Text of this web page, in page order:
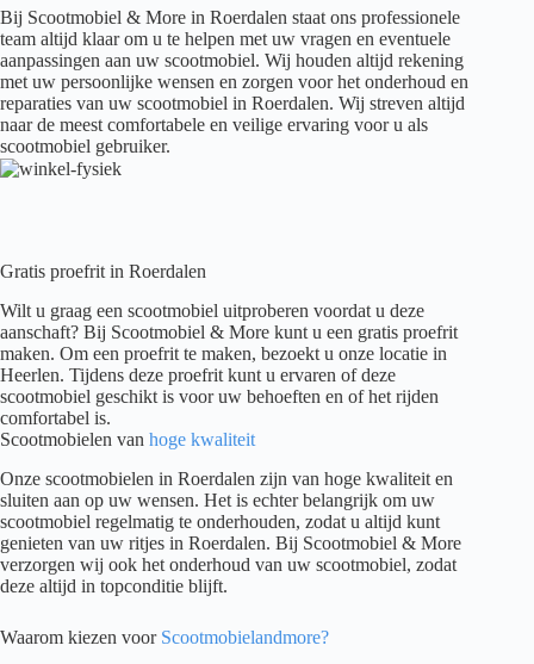
Bij Scootmobiel & More in Roerdalen staat ons professionele
team altijd klaar om u te helpen met uw vragen en eventuele
aanpassingen aan uw scootmobiel. Wij houden altijd rekening
met uw persoonlijke wensen en zorgen voor het onderhoud en
reparaties van uw scootmobiel in Roerdalen. Wij streven altijd
naar de meest comfortabele en veilige ervaring voor u als
scootmobiel gebruiker.
Gratis proefrit in Roerdalen
Wilt u graag een scootmobiel uitproberen voordat u deze
aanschaft? Bij Scootmobiel & More kunt u een gratis proefrit
maken. Om een proefrit te maken, bezoekt u onze locatie in
Heerlen. Tijdens deze proefrit kunt u ervaren of deze
scootmobiel geschikt is voor uw behoeften en of het rijden
comfortabel is.
Scootmobielen van hoge kwaliteit
Onze scootmobielen in Roerdalen zijn van hoge kwaliteit en
sluiten aan op uw wensen. Het is echter belangrijk om uw
scootmobiel regelmatig te onderhouden, zodat u altijd kunt
genieten van uw ritjes in Roerdalen. Bij Scootmobiel & More
verzorgen wij ook het onderhoud van uw scootmobiel, zodat
deze altijd in topconditie blijft.
Waarom kiezen voor Scootmobielandmore?